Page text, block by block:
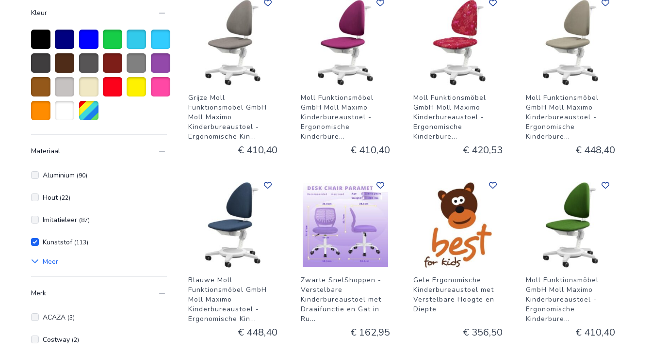
Kleur
Zwart Marineblauw
Blauw Groen TurquoiseLichtblauw
DonkergrijsDonkerbruinAntraciet grijsDonkerrood
Grijs Paars
Bruin Licht grijsBeige
Materiaal
Aluminium (90)
Hout (22)
Imitatieleer (87)
Kunststof (113)
Meer
Merk
ACAZA (3)
Costway (2)
Grijze Moll
Funktionsmöbel GmbH
Moll Maximo
Kinderbureaustoel -
Ergonomische Kin...
€ 410,40
Moll Funktionsmöbel
GmbH Moll Maximo
Kinderbureaustoel -
Ergonomische
Kinderbure...
€ 410,40
Moll Funktionsmöbel
GmbH Moll Maximo
Kinderbureaustoel -
Ergonomische
Kinderbure...
€ 420,53
Moll Funktionsmöbel
GmbH Moll Maximo
Kinderbureaustoel -
Ergonomische
Kinderbure...
€ 448,40
Blauwe Moll
Funktionsmöbel GmbH
Moll Maximo
Kinderbureaustoel -
Ergonomische Kin...
€ 448,40
Zwarte SnelShoppen -
Verstelbare
Kinderbureaustoel met
Draaifunctie en Gat in
Ru...
€ 162,95
Gele Ergonomische
Kinderbureaustoel met
Verstelbare Hoogte en
Diepte
€ 356,50
Moll Funktionsmöbel
GmbH Moll Maximo
Kinderbureaustoel -
Ergonomische
Kinderbure...
€ 410,40